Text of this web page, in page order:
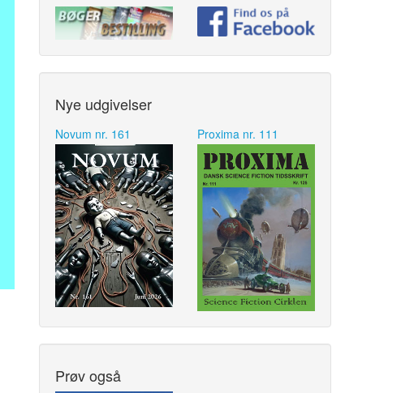
Nye udgivelser
Novum nr. 161 Proxima nr. 111
Prøv også